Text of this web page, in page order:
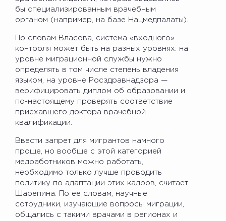
бы специализированным врачебным
органом (например, на базе Нацмедпалаты).
По словам Власова, система «входного»
контроля может быть на разных уровнях: на
уровне миграционной службы нужно
определять в том числе степень владения
языком, на уровне Росздравнадзора —
верифицировать диплом об образовании и
по-настоящему проверять соответствие
приехавшего доктора врачебной
квалификации.
Ввести запрет для мигрантов намного
проще, но вообще с этой категорией
медработников можно работать,
необходимо только лучше проводить
политику по адаптации этих кадров, считает
Шарепина. По ее словам, научные
сотрудники, изучающие вопросы миграции,
общались с такими врачами в регионах и